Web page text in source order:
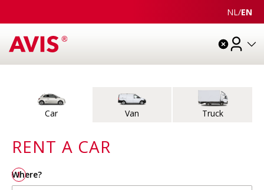
NL /EN
Choose a city, postal code or place
Vehicle type
Car Van Truck
RENT A CAR
1
Where?